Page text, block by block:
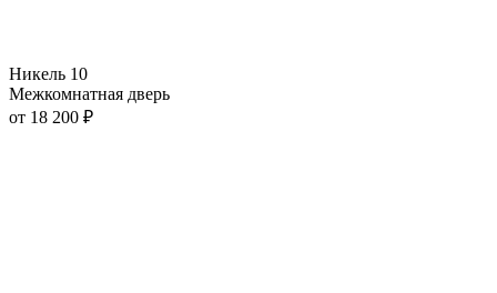
Никель 10
Межкомнатная дверь
от 18 200 ₽